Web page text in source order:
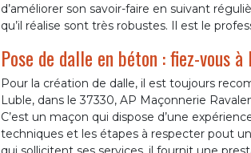
d’améliorer son savoir-faire en suivant
qu’il réalise sont très robustes. Il est le
Pose de dalle en béton : fiez-vous
Pour la création de dalle, il est toujours
Luble, dans le 37330, AP Maçonnerie
C’est un maçon qui dispose d’une
techniques et les étapes à respecter pout